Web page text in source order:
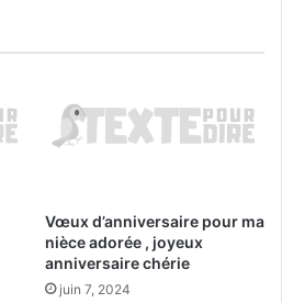
Vœux d’anniversaire pour ma
nièce adorée , joyeux
anniversaire chérie
juin 7, 2024